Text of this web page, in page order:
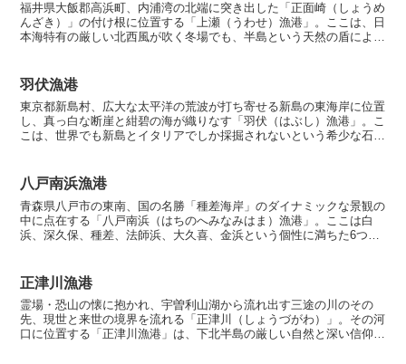
福井県大飯郡高浜町、内浦湾の北端に突き出した「正面崎（しょうめ
んざき）」の付け根に位置する「上瀬（うわせ）漁港」。ここは、日
本海特有の厳しい北西風が吹く冬場でも、半島という天然の盾によっ
羽伏漁港
東京都新島村、広大な太平洋の荒波が打ち寄せる新島の東海岸に位置
し、真っ白な断崖と紺碧の海が織りなす「羽伏（はぶし）漁港」。こ
こは、世界でも新島とイタリアでしか採掘されないという希少な石
八戸南浜漁港
青森県八戸市の東南、国の名勝「種差海岸」のダイナミックな景観の
中に点在する「八戸南浜（はちのへみなみはま）漁港」。ここは白
浜、深久保、種差、法師浜、大久喜、金浜という個性に満ちた6つの
正津川漁港
霊場・恐山の懐に抱かれ、宇曽利山湖から流れ出す三途の川のその
先、現世と来世の境界を流れる「正津川（しょうづがわ）」。その河
口に位置する「正津川漁港」は、下北半島の厳しい自然と深い信仰が